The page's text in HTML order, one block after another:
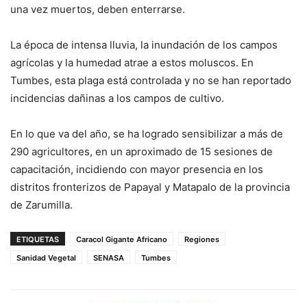
una vez muertos, deben enterrarse.
La época de intensa lluvia, la inundación de los campos
agrícolas y la humedad atrae a estos moluscos. En
Tumbes, esta plaga está controlada y no se han reportado
incidencias dañinas a los campos de cultivo.
En lo que va del año, se ha logrado sensibilizar a más de
290 agricultores, en un aproximado de 15 sesiones de
capacitación, incidiendo con mayor presencia en los
distritos fronterizos de Papayal y Matapalo de la provincia
de Zarumilla.
ETIQUETAS Caracol Gigante Africano
Regiones
Sanidad Vegetal
SENASA Tumbes